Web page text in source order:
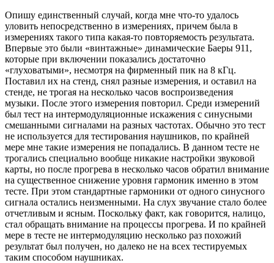
Опишу единственный случай, когда мне что-то удалось
уловить непосредственно в измерениях, причем была в
измерениях такого типа какая-то повторяемость результата.
Впервые это были «винтажные» динамические Баеры 911,
которые при включении показались достаточно
«глуховатыми», несмотря на фирменный пик на 8 кГц.
Поставил их на стенд, снял разные измерения, и оставил на
стенде, не трогая на несколько часов воспроизведения
музыки. После этого измерения повторил. Среди измерений
был тест на интермодуляционные искажения с синусными
смешанными сигналами на разных частотах. Обычно это тест
не используется для тестирования наушников, по крайней
мере мне такие измерения не попадались. В данном тесте не
трогались специально вообще никакие настройки звуковой
карты, но после прогрева в несколько часов обратил внимание
на существенное снижение уровня гармоник именно в этом
тесте. При этом стандартные гармоники от одного синусного
сигнала остались неизменными. На слух звучание стало более
отчетливым и ясным. Поскольку факт, как говорится, налицо,
стал обращать внимание на процессы прогрева. И по крайней
мере в тесте не интермодуляцию несколько раз похожий
результат был получен, но далеко не на всех тестируемых
таким способом наушниках.